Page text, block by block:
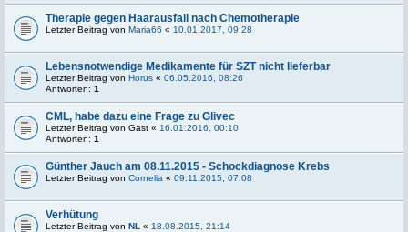
Therapie gegen Haarausfall nach Chemotherapie
Letzter Beitrag von Maria66 « 10.01.2017, 09:28
Lebensnotwendige Medikamente für SZT nicht lieferbar
Letzter Beitrag von Horus « 06.05.2016, 08:26
Antworten: 1
CML, habe dazu eine Frage zu Glivec
Letzter Beitrag von Gast « 16.01.2016, 00:10
Antworten: 1
Günther Jauch am 08.11.2015 - Schockdiagnose Krebs
Letzter Beitrag von Cornelia « 09.11.2015, 07:08
Verhütung
Letzter Beitrag von NL « 18.08.2015, 21:14